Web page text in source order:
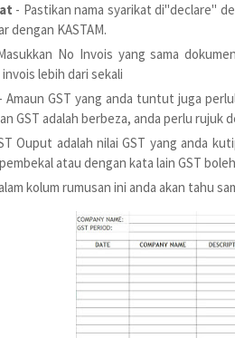
- Pastikan nama syarikat di"declare"
dengan KASTAM.
No Invois yang sama
lebih dari sekali
- Amaun GST yang anda tuntut juga
GST adalah berbeza, anda perlu
Ouput adalah nilai GST yang anda
atau dengan kata lain GST
kolum rumusan ini anda akan tahu